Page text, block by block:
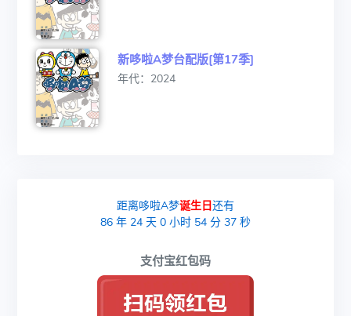
新哆啦A梦台配版[第17季]
年代：2024
距离哆啦A梦诞生日还有
86 年24 天0 小时54 分36 秒
支付宝红包码